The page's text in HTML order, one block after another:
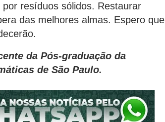
resíduos sólidos. Restaurar
das melhores almas. Espero que
da Pós-graduação da
de São Paulo.